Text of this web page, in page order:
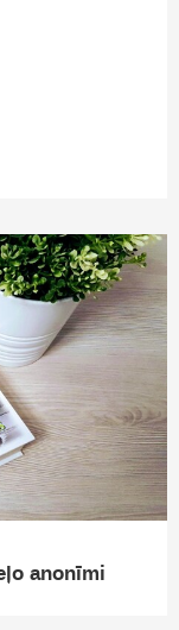
anonīmi